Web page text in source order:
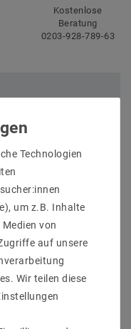
Kostenlose
Beratung
0203-928-789-63
nicht
IP20
Technologien
um z.B. Inhalte
von
auf unsere
Wir teilen diese